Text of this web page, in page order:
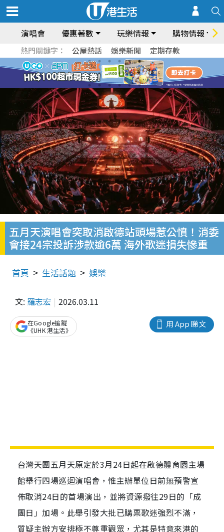
演唱會 優惠著數 玩樂情報 購物情報
熱門關鍵字： 公屋熱話 娛樂新聞 定期存款
五月天演唱會突取消啟德站頭場惹公憤！消委
會接24宗投訴涉款逾6萬 海外歌迷損失慘重
首頁 生活話題 娛樂
文: 羅志宏 2026.03.11
用 App 睇文
在Google追蹤
《UHK 港生活》
台灣天團五月天原定於3月24日起在啟德體育園主場
館舉行四場巡迴演唱會，惟主辦單位日前無預警宣
佈取消24日的首場演出，並將資源撥往29日的「成
團日」加場。此舉引發大批已購票歌迷強烈不滿，
質疑主辦方安排極不尊重觀眾，尤其是特意來港的